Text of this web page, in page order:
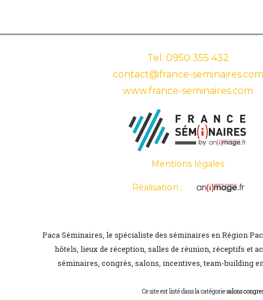
Tel. 0950 355 432
contact@france-seminaires.com
www.france-seminaires.com
Mentions légales
Réalisation :
Paca Séminaires, le spécialiste des séminaires en Région
hôtels, lieux de réception, salles de réunion, réceptifs et
séminaires, congrès, salons, incentives, team-building
Ce site est listé dans la catégoriesalons